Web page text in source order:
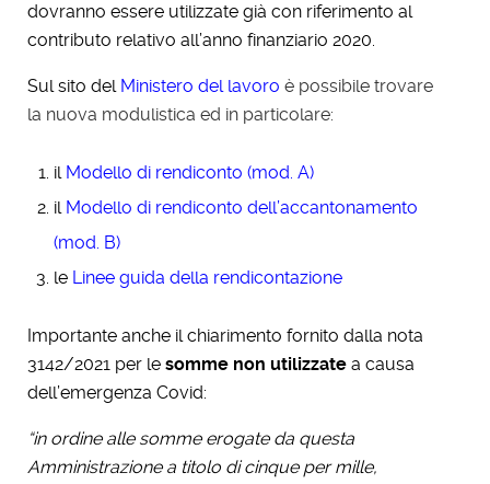
dovranno essere utilizzate già con riferimento al
contributo relativo all’anno finanziario 2020.
Sul sito del Ministero del lavoro è possibile trovare
la nuova modulistica ed in particolare:
il Modello di rendiconto (mod. A)
il Modello di rendiconto dell’accantonamento
(mod. B)
le Linee guida della rendicontazione
Importante anche il chiarimento fornito dalla nota
3142/2021 per le somme non utilizzate a causa
dell’emergenza Covid:
“in ordine alle somme erogate da questa
Amministrazione a titolo di cinque per mille,